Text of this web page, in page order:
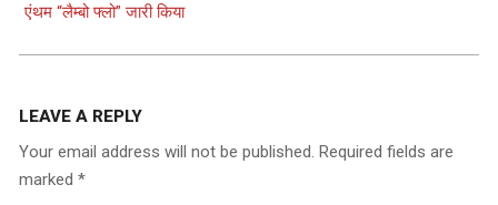
एंथम “लैम्बो फ्लो” जारी किया
LEAVE A REPLY
Your email address will not be published. Required fields are
marked *